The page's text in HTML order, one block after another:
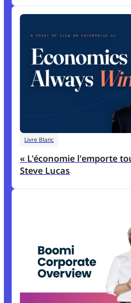
Livre Blanc
« L'économie l'emporte
Steve Lucas